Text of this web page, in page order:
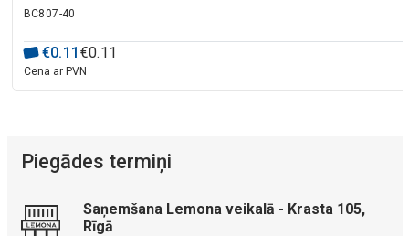
BC807-40
€0.11 €0.11
Cena ar PVN
Piegādes termiņi
Saņemšana Lemona veikalā - Krasta 105,
Rīgā